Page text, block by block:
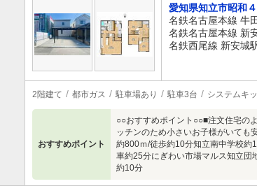
愛知県知立市昭和４
名鉄名古屋本線 牛
名鉄名古屋本線 新
名鉄西尾線 新安城
2階建て 都市ガス 駐車場あり 駐車3台 システムキ
おすすめポイント
○○おすすめポイント○○■注文住宅の
ッチンのため小さいお子様がいても
約800ｍ/徒歩約10分知立南中学校約
車約25分にぎわい市場マルス知立団
約10分